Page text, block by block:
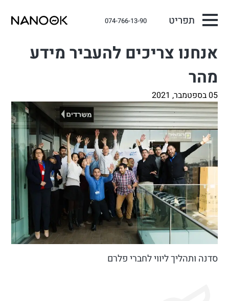
תפריט 074-766-13-90
אנחנו צריכים להעביר מידע
מהר
05 בספטמבר, 2021
סדנה ותהליך ליווי לחברי פלרם